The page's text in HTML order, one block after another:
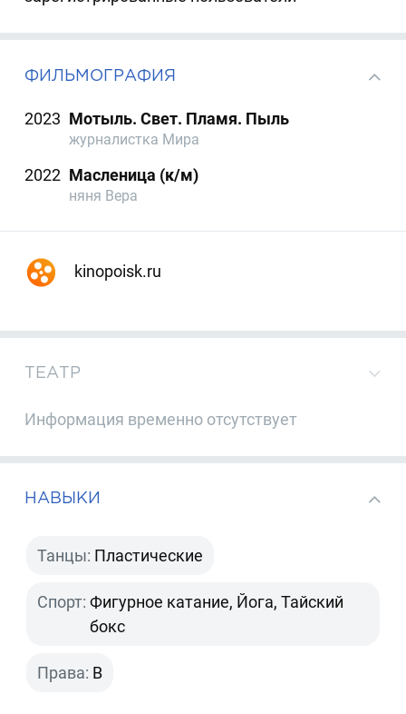
ФИЛЬМОГРАФИЯ
2023 Мотыль. Свет. Пламя. Пыль
журналистка Мира
2022 Масленица (к/м)
няня Вера
kinopoisk.ru
ТЕАТР
Информация временно отсутствует
НАВЫКИ
Танцы: Пластические
Спорт: Фигурное катание, Йога, Тайский
бокс
Права: B